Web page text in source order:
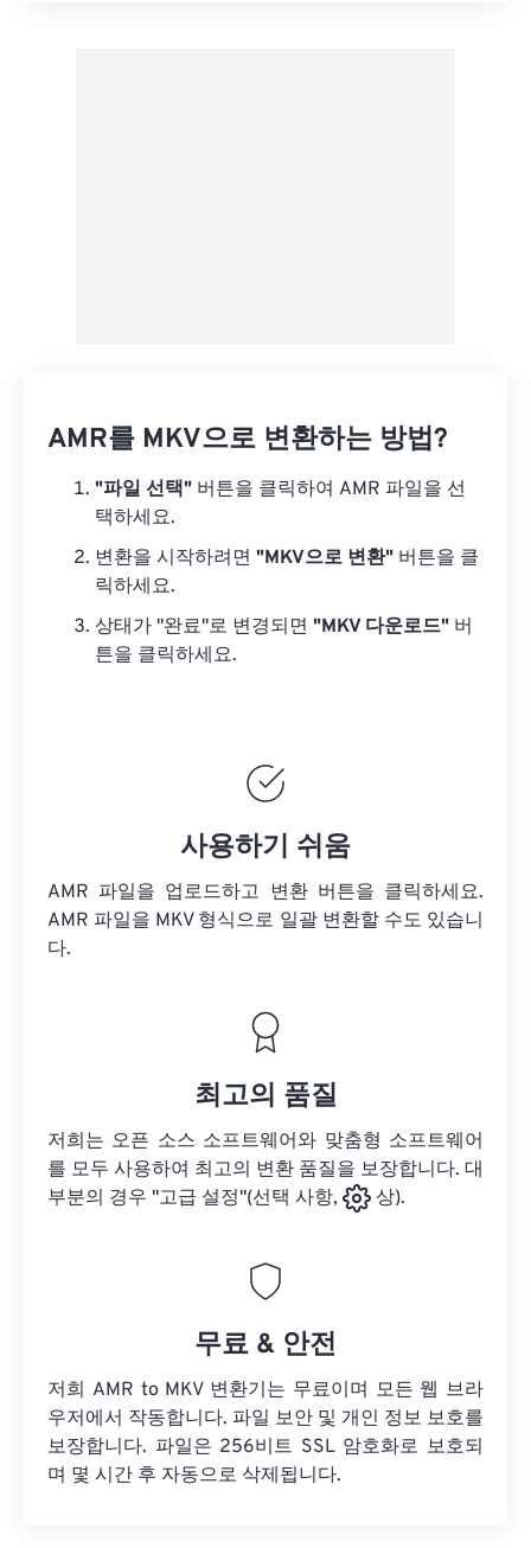
AMR를 MKV으로 변환하는 방법?
"파일 선택" 버튼을 클릭하여 AMR 파일을 선
택하세요.
변환을 시작하려면 "MKV으로 변환" 버튼을 클
릭하세요.
상태가 "완료"로 변경되면 "MKV 다운로드" 버
튼을 클릭하세요.
사용하기 쉬움
AMR 파일을 업로드하고 변환 버튼을 클릭하세요.
AMR 파일을 MKV 형식으로 일괄 변환할 수도 있습니
다.
최고의 품질
저희는 오픈 소스 소프트웨어와 맞춤형 소프트웨어
를 모두 사용하여 최고의 변환 품질을 보장합니다. 대
부분의 경우 "고급 설정"(선택 사항,
상).
무료 & 안전
저희 AMR to MKV 변환기는 무료이며 모든 웹 브라
우저에서 작동합니다. 파일 보안 및 개인 정보 보호를
보장합니다. 파일은 256비트 SSL 암호화로 보호되
며 몇 시간 후 자동으로 삭제됩니다.